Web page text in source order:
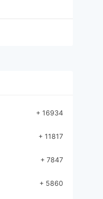
+ 16934
+ 11817
+ 7847
+ 5860